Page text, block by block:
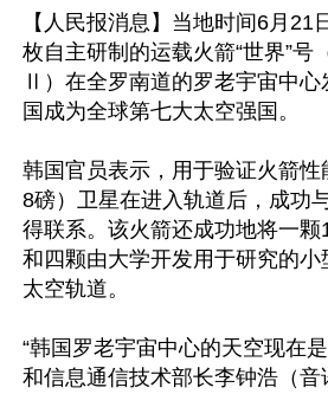
【人民报消息】当地时间6月21
枚自主研制的运载火箭“世界”号
Ⅱ）在全罗南道的罗老宇宙中心
国成为全球第七大太空强国。
韩国官员表示，用于验证火箭
8磅）卫星在进入轨道后，成功
得联系。该火箭还成功地将一颗
和四颗由大学开发用于研究的小
太空轨道。
“韩国罗老宇宙中心的天空现在
和信息通信技术部长李钟浩（